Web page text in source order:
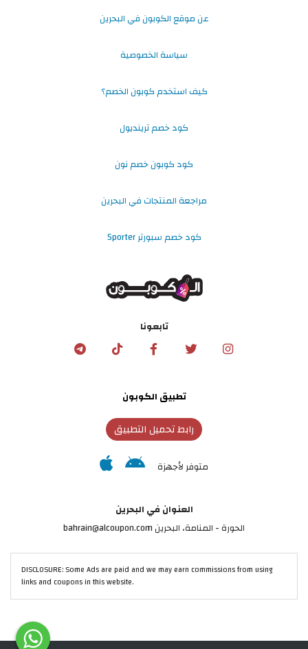
عن موقع الكوبون في البحرين
سياسة الخصوصية
كيف استخدم كوبون الخصم؟
كود خصم ترينديول
كود كوبون خصم نون
مراجعة المنتجات في البحرين
كود خصم سبورتر Sporter
تابعونا
تطبيق الكوبون
رابط تحميل التطبيق
متوفر لأجهزة
العنوان في البحرين
الحورة - المنامة‎، البحرين bahrain@alcoupon.com
DISCLOSURE: Some Ads are paid and we may earn commissions from using
links and coupons in this website.